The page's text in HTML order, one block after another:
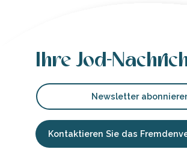
Ihre Jod-
Newsletter
Kontaktieren Sie das